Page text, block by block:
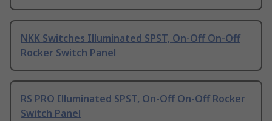
NKK Switches Illuminated SPST, On-Off On-Off
Rocker Switch Panel
RS PRO Illuminated SPST, On-Off On-Off Rocker
Switch Panel